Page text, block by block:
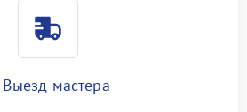
мастера